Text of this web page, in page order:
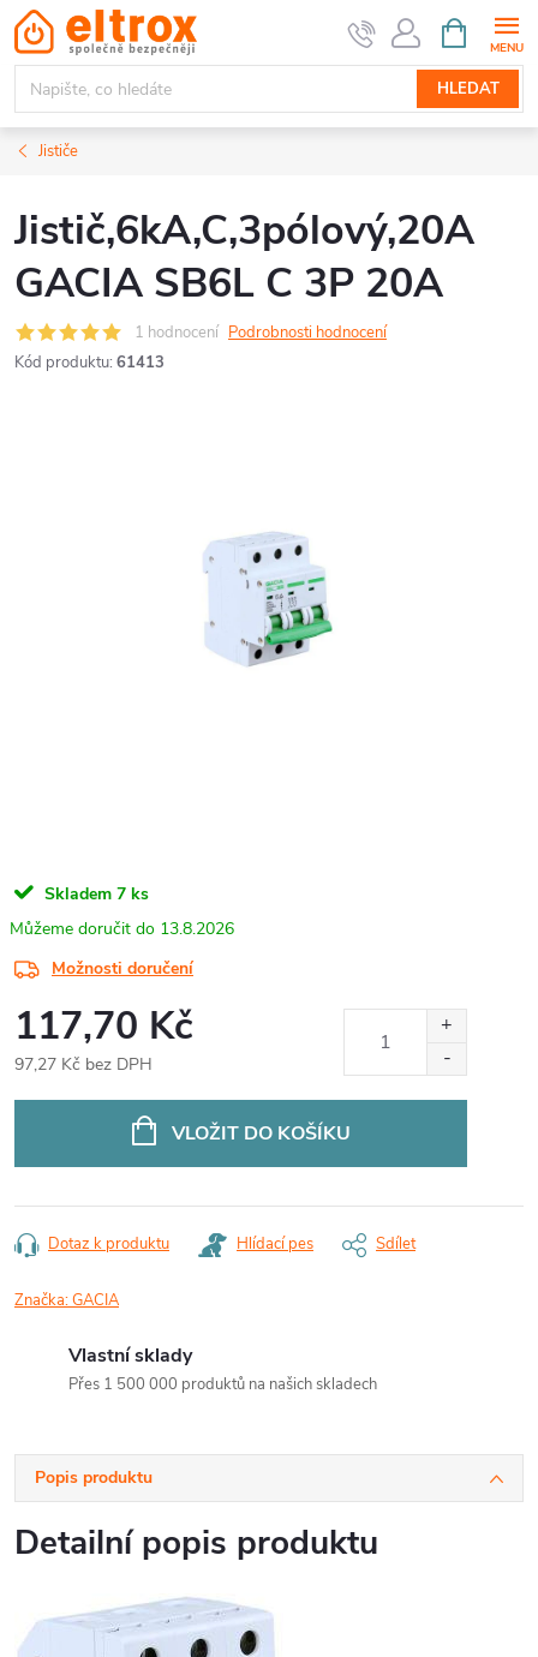
Přejít
na
obsah
HLEDAT
NÁKUPNÍ
KOŠÍK
Jističe
Jistič,6kA,C,3pólový,20A
GACIA SB6L C 3P 20A
1 hodnocení Podrobnosti hodnocení
Kód produktu: 61413
Skladem 7 ks
13.8.2026
Možnosti doručení
117,70 Kč
97,27 Kč bez DPH
VLOŽIT DO KOŠÍKU
Dotaz k produktu Hlídací pes Sdílet
Značka:GACIA
Vlastní sklady
Přes 1 500 000 produktů na našich skladech
Popis produktu
Detailní popis produktu